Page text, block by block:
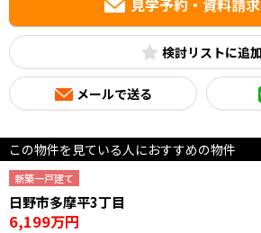
見学予約・資料請求
検討リスト
メールで送る
この物件を見ている人におすすめの物件
新築一戸建て
日野市多摩平3丁目
6,199万円